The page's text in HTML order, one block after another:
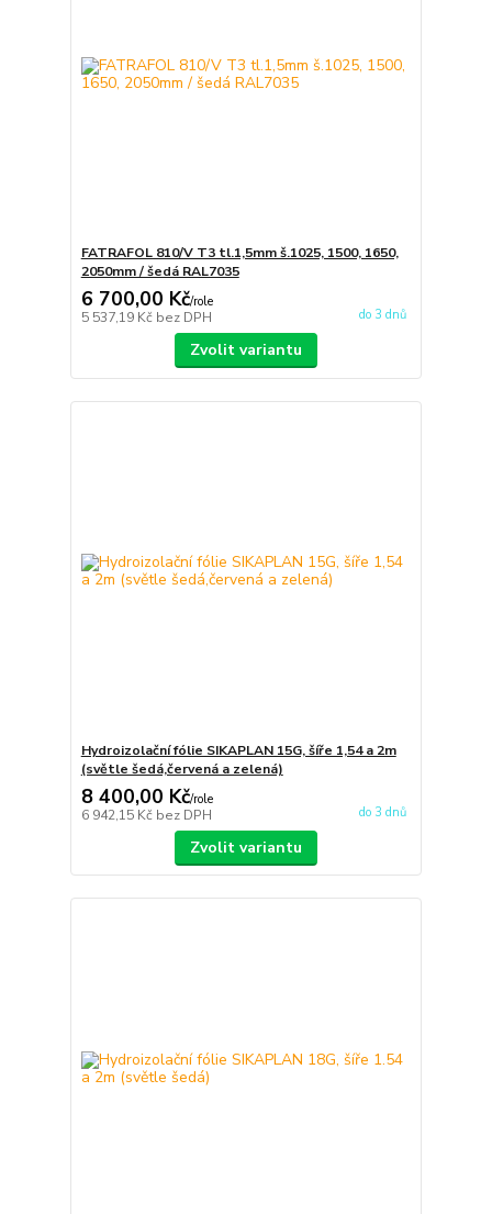
FATRAFOL 810/V T3 tl.1,5mm š.1025, 1500, 1650,
2050mm / šedá RAL7035
6 700,00 Kč/role
5 537,19 Kč bez DPH do 3 dnů
Zvolit variantu
Hydroizolační fólie SIKAPLAN 15G, šíře 1,54 a 2m
(světle šedá,červená a zelená)
8 400,00 Kč/role
6 942,15 Kč bez DPH do 3 dnů
Zvolit variantu